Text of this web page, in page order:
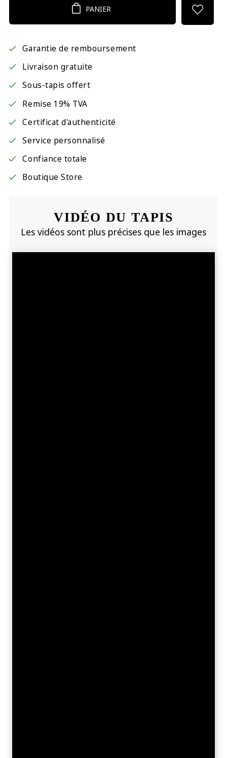
PANIER
Garantie de remboursement
Livraison gratuite
Sous-tapis offert
Remise 19% TVA
Certificat d'authenticité
Service personnalisé
Confiance totale
Boutique Store
VIDÉO DU TAPIS
Les vidéos sont plus précises que les images